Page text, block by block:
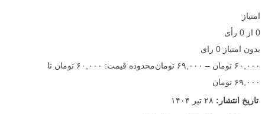
امتیاز
0 از 0 رأی
بدون امتیاز 0 رای
۶۰,۰۰۰ تومان – ۶۹,۰۰۰ تومان
محدوده قیمت: ۶۰,۰۰۰ تومان تا
۶۹,۰۰۰ تومان
تاریخ انتشار: ۲۸ تیر ۱۴۰۴